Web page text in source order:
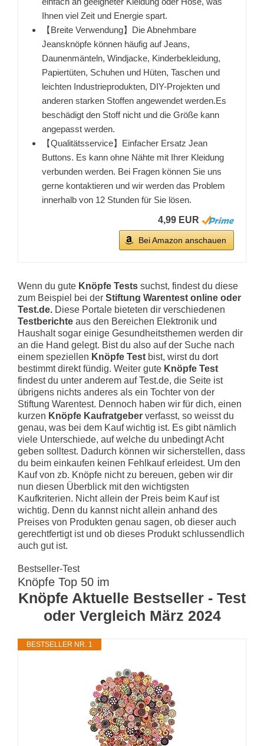
Ihnen viel Zeit und Energie spart.
【Breite Verwendung】Die Abnehmbare
Jeansknöpfe können häufig auf Jeans,
Daunenmänteln, Windjacke, Kinderbekleidung,
Papiertüten, Schuhen und Hüten, Taschen und
leichten Industrieprodukten, DIY-Projekten und
anderen starken Stoffen angewendet werden.Es
beschädigt den Stoff nicht und die Größe kann
angepasst werden.
【Qualitätsservice】Einfacher Ersatz Jean
Buttons. Es kann ohne Nähte mit Ihrer Kleidung
verbunden werden. Bei Fragen können Sie uns
gerne kontaktieren und wir werden das Problem
innerhalb von 12 Stunden für Sie lösen.
4,99 EUR
Bei Amazon anschauen
Wenn du gute Knöpfe Tests suchst, findest du diese
zum Beispiel bei der Stiftung Warentest online oder
Test.de. Diese Portale bieteten dir verschiedenen
Testberichte aus den Bereichen Elektronik und
Haushalt sogar einige Gesundheitsthemen werden dir
an die Hand gelegt. Bist du also auf der Suche nach
einem speziellen Knöpfe Test bist, wirst du dort
bestimmt direkt fündig. Weiter gute Knöpfe Test
findest du unter anderem auf Test.de, die Seite ist
übrigens nichts anderes als ein Tochter von der
Stiftung Warentest. Dennoch haben wir für dich, einen
kurzen Knöpfe Kaufratgeber verfasst, so weisst du
genau, was bei dem Kauf wichtig ist. Es gibt nämlich
viele Unterschiede, auf welche du unbedingt Acht
geben solltest. Dadurch können wir sicherstellen, dass
du beim einkaufen keinen Fehlkauf erleidest. Um den
Kauf von zb. Knöpfe nicht zu bereuen, geben wir dir
nun diesen Überblick mit den wichtigsten
Kaufkriterien. Nicht allein der Preis beim Kauf ist
wichtig. Denn du kannst nicht allein anhand des
Preises von Produkten genau sagen, ob dieser auch
gerechtfertigt ist und ob dieses Produkt schlussendlich
auch gut ist.
Bestseller-Test
Knöpfe Top 50 im
Knöpfe Aktuelle Bestseller - Test
oder Vergleich März 2024
BESTSELLER NR. 1